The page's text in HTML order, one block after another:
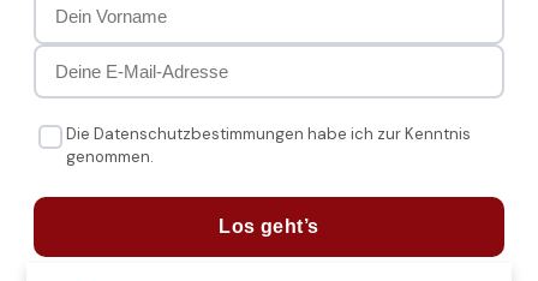
Die Datenschutzbestimmungen habe ich zur Kenntnis
genommen.
Los geht’s